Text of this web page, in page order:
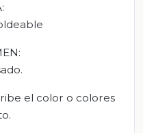
:
:
el color o colores